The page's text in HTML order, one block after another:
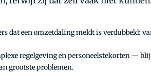
dat een omzetdaling meldt is verdubbeld:
regelgeving en personeelstekorten —
grootste problemen.